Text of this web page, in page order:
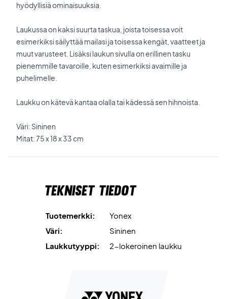
hyödyllisiä ominaisuuksia.
Laukussa on kaksi suurta taskua, joista toisessa voit
esimerkiksi säilyttää mailasi ja toisessa kengät, vaatteet ja
muut varusteet. Lisäksi laukun sivulla on erillinen tasku
pienemmille tavaroille, kuten esimerkiksi avaimille ja
puhelimelle.
Laukku on kätevä kantaa olalla tai kädessä sen hihnoista.
Väri: Sininen
Mitat: 75 x 18 x 33 cm
Tekniset tiedot
Tuotemerkki:
Yonex
Väri:
Sininen
Laukkutyyppi:
2-lokeroinen laukku